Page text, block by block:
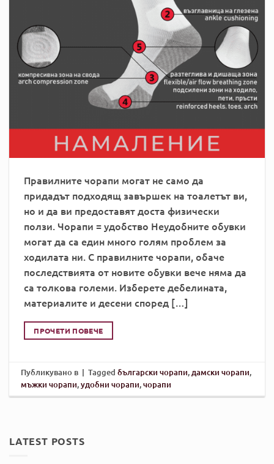
LATEST POSTS
Правилните чорапи могат не само да
придадът подходящ завършек на тоалетът ви,
но и да ви предоставят доста физически
ползи. Чорапи = удобство Неудобните обувки
могат да са един много голям проблем за
ходилата ни. С правилните чорапи, обаче
последствията от новите обувки вече няма да
са толкова големи. Изберете дебелината,
материалите и десени според […]
ПРОЧЕТИ ПОВЕЧЕ
Публикувано в | Taggedбългарски чорапи,дамски чорапи,
мъжки чорапи,удобни чорапи,чорапи